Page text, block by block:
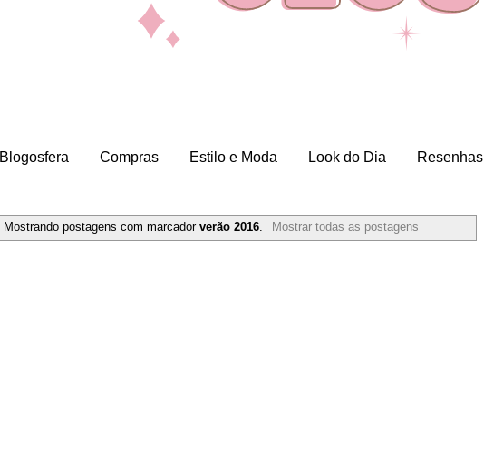
Blogosfera Compras Estilo e Moda Look do Dia Resenhas
Mostrando postagens com marcadorverão 2016. Mostrar todas as postagens